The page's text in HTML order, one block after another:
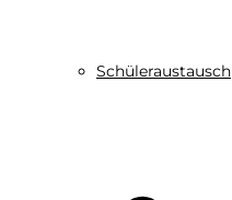
Schüleraustausch